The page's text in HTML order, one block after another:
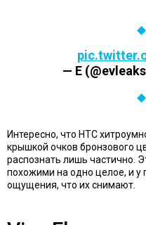
— E
Интересно, что HTC
крышкой очков бронзового
распознать лишь частично.
похожими на одно целое, и
ощущения, что их снимают.